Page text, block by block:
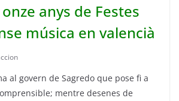
anys de Festes
música en valencià
al govern de Sagredo que pose fi a
mentre desenes de